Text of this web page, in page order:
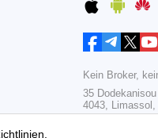
Kein Broker,
35
4043, Limassol,